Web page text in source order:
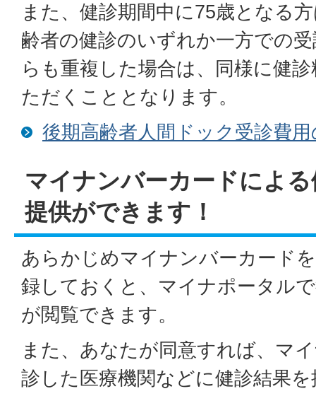
また、健診期間中に75歳となる
齢者の健診のいずれか一方での
らも重複した場合は、同様に健
ただくこととなります。
後期高齢者人間ドック受診費
マイナンバーカードによ
提供ができます！
あらかじめマイナンバーカード
録しておくと、マイナポータル
が閲覧できます。
また、あなたが同意すれば、マ
診した医療機関などに健診結果